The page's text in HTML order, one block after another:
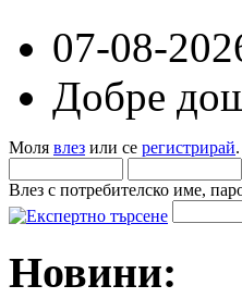
07-08-
Добре
Моля влез или се регистрирай.
Влез с потребителско име,
Новини: